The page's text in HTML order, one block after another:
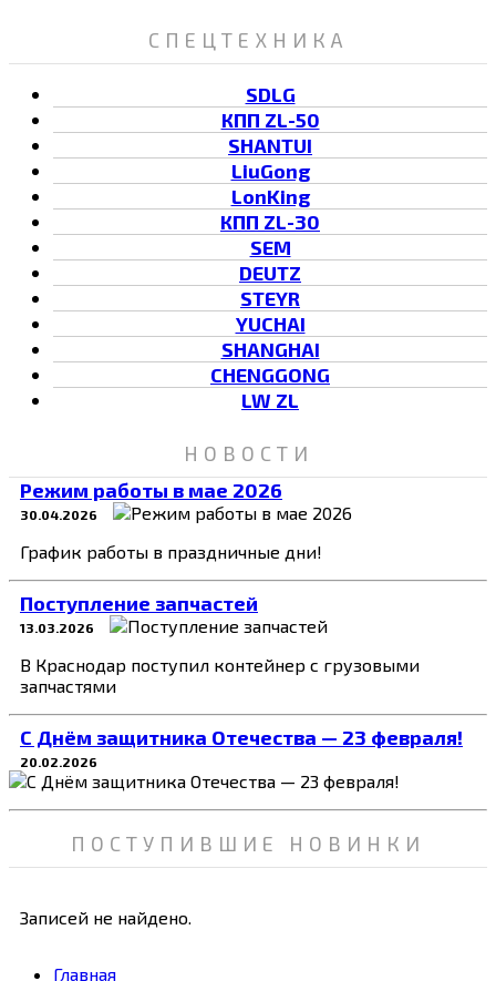
СПЕЦТЕХНИКА
SDLG
КПП ZL-50
SHANTUI
LiuGong
LonKing
КПП ZL-30
SEM
DEUTZ
STEYR
YUCHAI
SHANGHAI
CHENGGONG
LW ZL
НОВОСТИ
Режим работы в мае 2026
30.04.2026
График работы в праздничные дни!
Поступление запчастей
13.03.2026
В Краснодар поступил контейнер с грузовыми
запчастями
C Днём защитника Отечества — 23 февраля!
20.02.2026
ПОСТУПИВШИЕ НОВИНКИ
Записей не найдено.
Главная